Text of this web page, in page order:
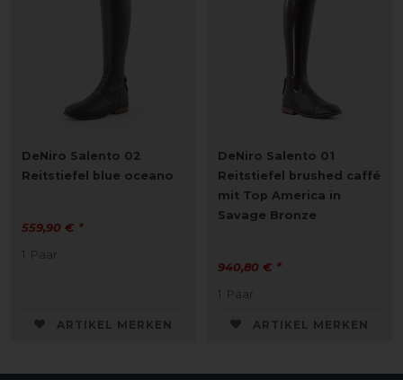
DeNiro Salento 02
Reitstiefel blue oceano
559,90 € *
1 Paar
ARTIKEL MERKEN
DeNiro Salento 01
Reitstiefel brushed caffé
mit Top America in
Savage Bronze
940,80 € *
1 Paar
ARTIKEL MERKEN